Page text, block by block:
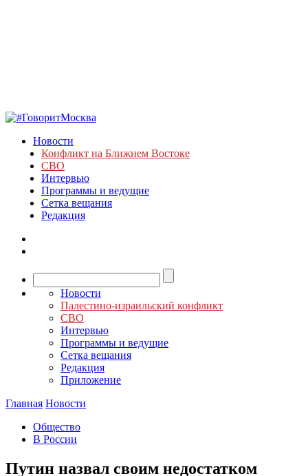
Новости
Конфликт на Ближнем Востоке
СВО
Интервью
Программы и ведущие
Сетка вещания
Редакция
Новости
Палестино-израильский конфликт
СВО
Интервью
Программы и ведущие
Сетка вещания
Редакция
Приложение
Главная Новости
Общество
В России
Путин назвал своим недостатком